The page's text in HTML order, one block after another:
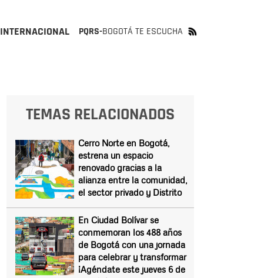
INTERNACIONAL PQRS-BOGOTÁ TE ESCUCHA
TEMAS RELACIONADOS
Cerro Norte en Bogotá,
estrena un espacio
renovado gracias a la
alianza entre la comunidad,
el sector privado y Distrito
En Ciudad Bolívar se
conmemoran los 488 años
de Bogotá con una jornada
para celebrar y transformar
¡Agéndate este jueves 6 de